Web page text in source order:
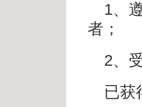
1、
者；
2、
已获